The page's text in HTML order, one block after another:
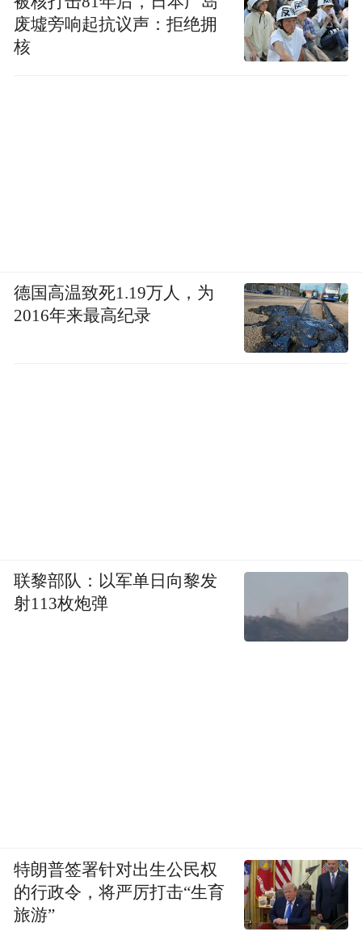
废墟旁响起抗议声：拒绝拥
核
德国高温致死1.19万人，为
2016年来最高纪录
联黎部队：以军单日向黎发
射113枚炮弹
特朗普签署针对出生公民权
的行政令，将严厉打击“生育
旅游”